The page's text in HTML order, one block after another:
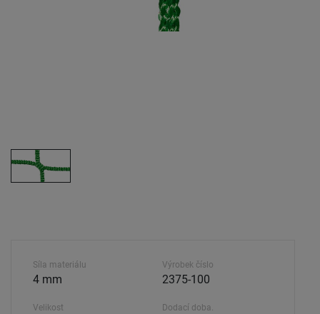
Síla materiálu
4 mm
Velikost
Výrobek číslo
2375-100
Dodací doba.